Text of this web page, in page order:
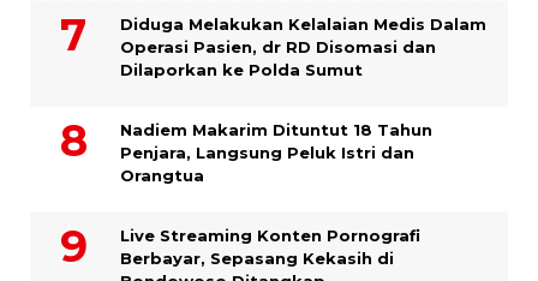
Diduga Melakukan Kelalaian Medis Dalam
Operasi Pasien, dr RD Disomasi dan
Dilaporkan ke Polda Sumut
​Nadiem Makarim Dituntut 18 Tahun
Penjara, Langsung Peluk Istri dan
Orangtua
Live Streaming Konten Pornografi
Berbayar, Sepasang Kekasih di